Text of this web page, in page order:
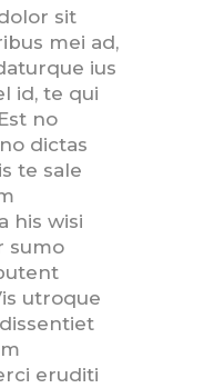
sit
mei ad,
ius
id, te qui
no
dictas
te sale
his wisi
sumo
utroque
eruditi